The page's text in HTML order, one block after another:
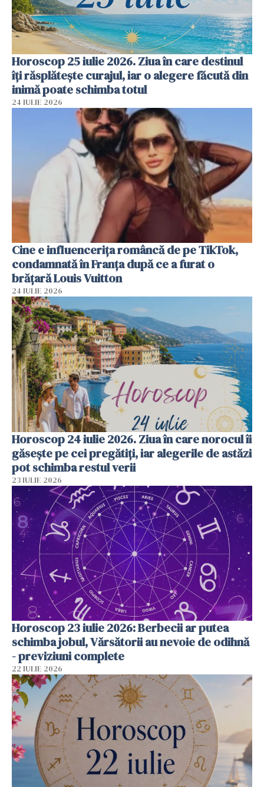
Horoscop 25 iulie 2026. Ziua în care destinul
îți răsplătește curajul, iar o alegere făcută din
inimă poate schimba totul
24 IULIE 2026
Cine e influencerița româncă de pe TikTok,
condamnată în Franța după ce a furat o
brățară Louis Vuitton
24 IULIE 2026
Horoscop 24 iulie 2026. Ziua în care norocul îi
găsește pe cei pregătiți, iar alegerile de astăzi
pot schimba restul verii
23 IULIE 2026
Horoscop 23 iulie 2026: Berbecii ar putea
schimba jobul, Vărsătorii au nevoie de odihnă
- previziuni complete
22 IULIE 2026